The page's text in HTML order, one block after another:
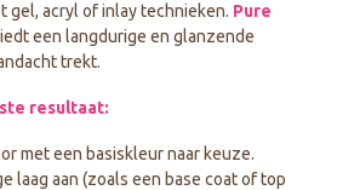
gel, acryl of inlay technieken. Pure
een langdurige en glanzende
trekt.
resultaat:
met een basiskleur naar keuze.
laag aan (zoals een base coat of top